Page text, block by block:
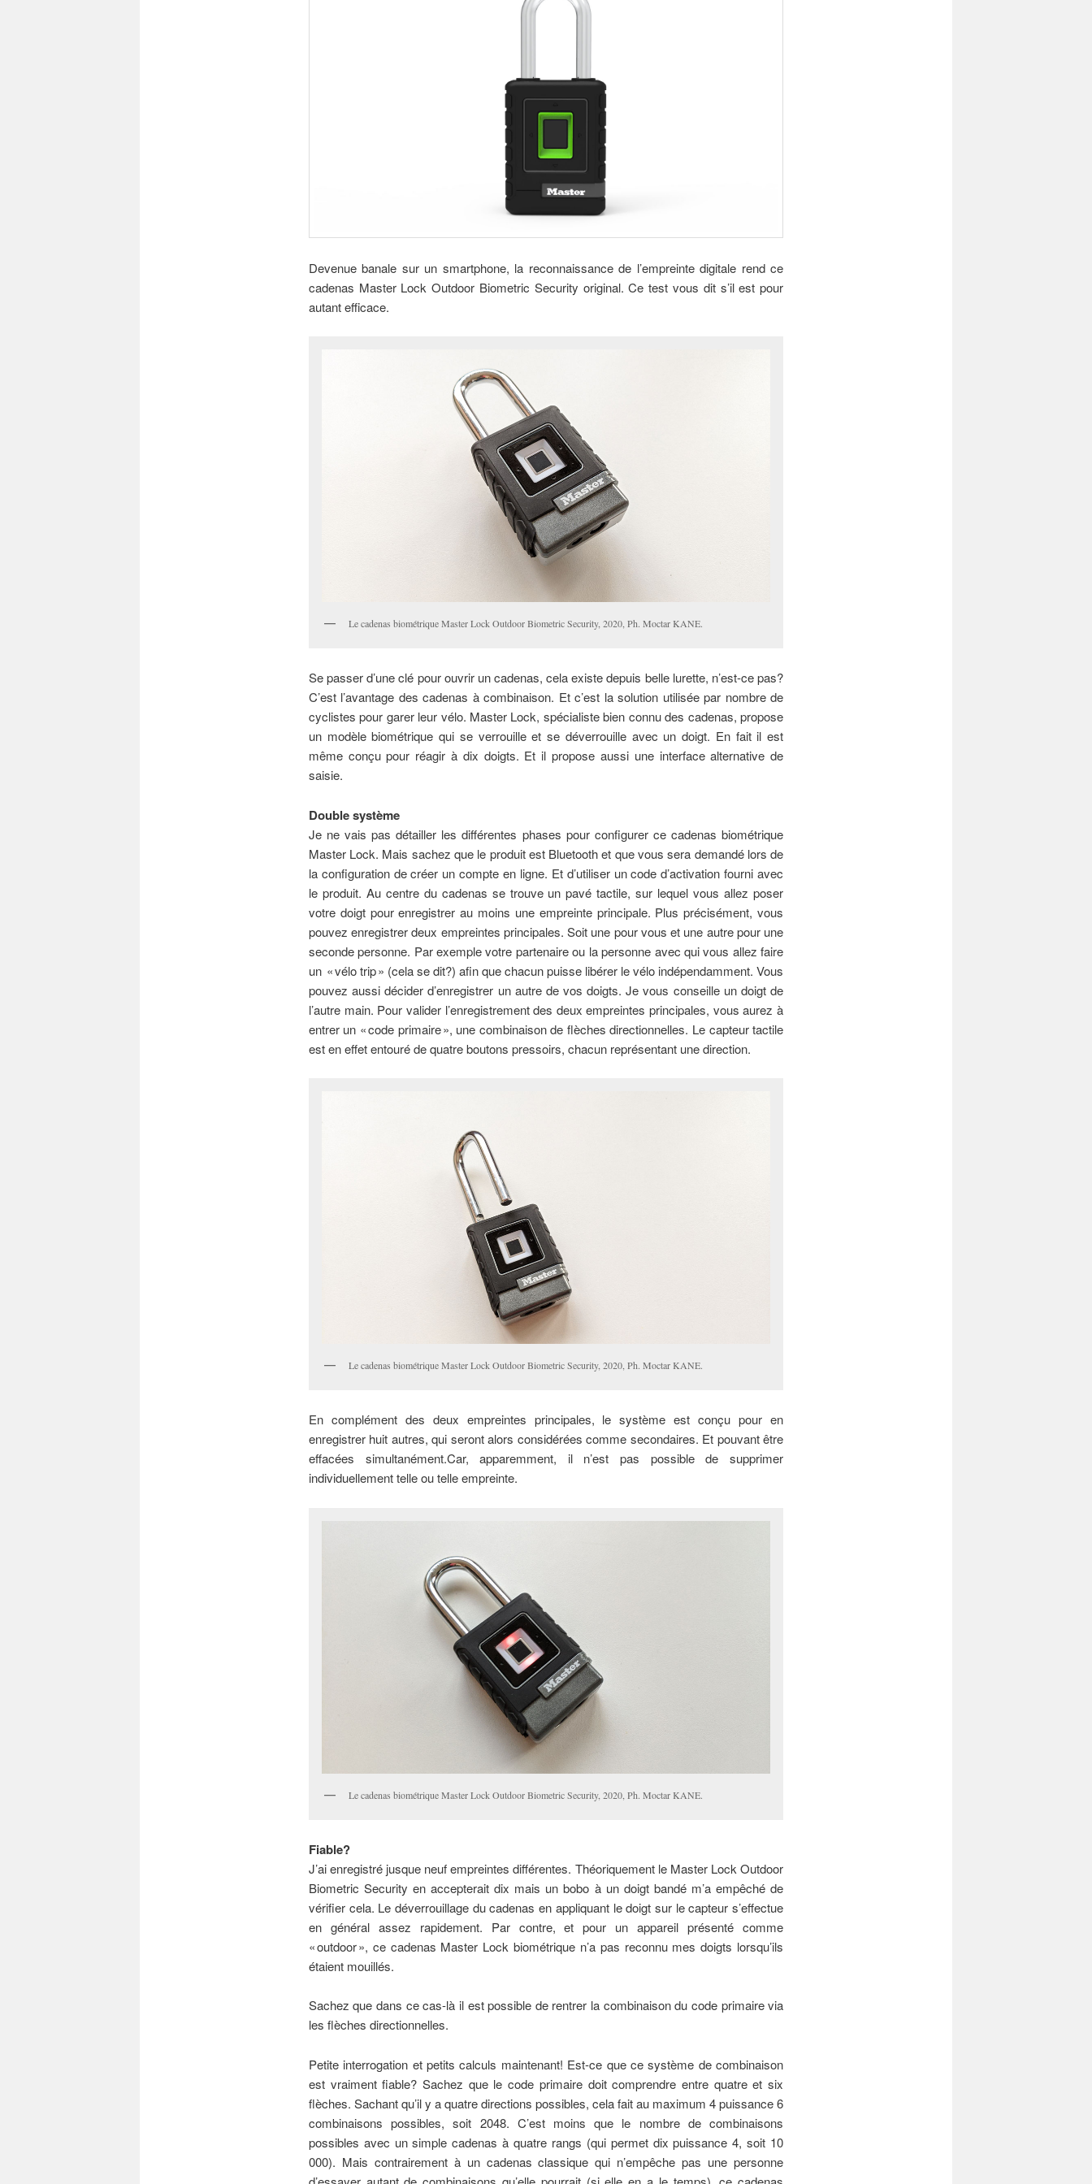
Devenue banale sur un smartphone, la reconnaissance de l’empreinte digitale rend ce
cadenas Master Lock Outdoor Biometric Security original. Ce test vous dit s’il est pour
autant efficace.
Le cadenas biométrique Master Lock Outdoor Biometric Security, 2020, Ph. Moctar KANE.
Se passer d’une clé pour ouvrir un cadenas, cela existe depuis belle lurette, n’est-ce pas?
C’est l’avantage des cadenas à combinaison. Et c’est la solution utilisée par nombre de
cyclistes pour garer leur vélo. Master Lock, spécialiste bien connu des cadenas, propose
un modèle biométrique qui se verrouille et se déverrouille avec un doigt. En fait il est
même conçu pour réagir à dix doigts. Et il propose aussi une interface alternative de
saisie.
Double système
Je ne vais pas détailler les différentes phases pour configurer ce cadenas biométrique
Master Lock. Mais sachez que le produit est Bluetooth et que vous sera demandé lors de
la configuration de créer un compte en ligne. Et d’utiliser un code d’activation fourni avec
le produit. Au centre du cadenas se trouve un pavé tactile, sur lequel vous allez poser
votre doigt pour enregistrer au moins une empreinte principale. Plus précisément, vous
pouvez enregistrer deux empreintes principales. Soit une pour vous et une autre pour une
seconde personne. Par exemple votre partenaire ou la personne avec qui vous allez faire
un « vélo trip » (cela se dit?) afin que chacun puisse libérer le vélo indépendamment. Vous
pouvez aussi décider d’enregistrer un autre de vos doigts. Je vous conseille un doigt de
l’autre main. Pour valider l’enregistrement des deux empreintes principales, vous aurez à
entrer un « code primaire », une combinaison de flèches directionnelles. Le capteur tactile
est en effet entouré de quatre boutons pressoirs, chacun représentant une direction.
Le cadenas biométrique Master Lock Outdoor Biometric Security, 2020, Ph. Moctar KANE.
En complément des deux empreintes principales, le système est conçu pour en
enregistrer huit autres, qui seront alors considérées comme secondaires. Et pouvant être
effacées simultanément.Car, apparemment, il n’est pas possible de supprimer
individuellement telle ou telle empreinte.
Le cadenas biométrique Master Lock Outdoor Biometric Security, 2020, Ph. Moctar KANE.
Fiable?
J’ai enregistré jusque neuf empreintes différentes. Théoriquement le Master Lock Outdoor
Biometric Security en accepterait dix mais un bobo à un doigt bandé m’a empêché de
vérifier cela. Le déverrouillage du cadenas en appliquant le doigt sur le capteur s’effectue
en général assez rapidement. Par contre, et pour un appareil présenté comme
« outdoor », ce cadenas Master Lock biométrique n’a pas reconnu mes doigts lorsqu’ils
étaient mouillés.
Sachez que dans ce cas-là il est possible de rentrer la combinaison du code primaire via
les flèches directionnelles.
Petite interrogation et petits calculs maintenant! Est-ce que ce système de combinaison
est vraiment fiable? Sachez que le code primaire doit comprendre entre quatre et six
flèches. Sachant qu’il y a quatre directions possibles, cela fait au maximum 4 puissance 6
combinaisons possibles, soit 2048. C’est moins que le nombre de combinaisons
possibles avec un simple cadenas à quatre rangs (qui permet dix puissance 4, soit 10
000). Mais contrairement à un cadenas classique qui n’empêche pas une personne